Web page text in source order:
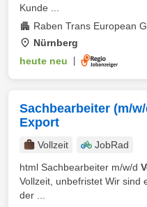
Kunde ...
Raben Trans European
Nürnberg
heute neu
Sachbearbeiter (m/
Export
Vollzeit
JobRad
html Sachbearbeiter m/w/d
Vollzeit, unbefristet Wir sind
der ...